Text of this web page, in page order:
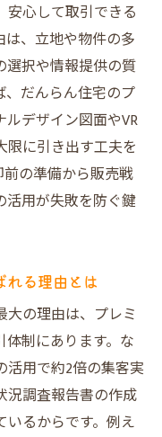
しないポイント
を目指す方法
が不動産売却を
産売却集客アッ
却の新たな提案
却の安心をプラ
動産売却を最大
ビスを徹底活用
安心して取引できる
、立地や物件の多
選択や情報提供の質
だんらん住宅のプ
デザイン図面やVR
に引き出す工夫を
の準備から販売戦
活用が失敗を防ぐ鍵
れる理由とは
の理由は、プレミ
制にあります。な
用で約2倍の集客実
況調査報告書の作成
るからです。例え